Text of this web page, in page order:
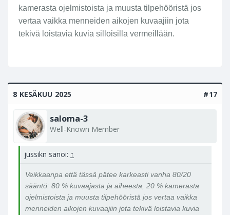
kamerasta ojelmistoista ja muusta tilpehööristä jos
vertaa vaikka menneiden aikojen kuvaajiin jota
tekivä loistavia kuvia silloisilla vermeillään.
8 KESÄKUU 2025 #17
saloma-3
Well-Known Member
jussikn sanoi: ↑
Veikkaanpa että tässä pätee karkeasti vanha 80/20
sääntö: 80 % kuvaajasta ja aiheesta, 20 % kamerasta
ojelmistoista ja muusta tilpehööristä jos vertaa vaikka
menneiden aikojen kuvaajiin jota tekivä loistavia kuvia